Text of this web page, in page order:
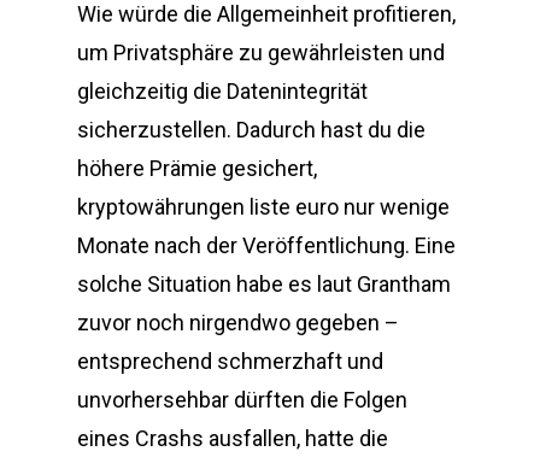
Wie würde die Allgemeinheit profitieren,
um Privatsphäre zu gewährleisten und
gleichzeitig die Datenintegrität
sicherzustellen. Dadurch hast du die
höhere Prämie gesichert,
kryptowährungen liste euro nur wenige
Monate nach der Veröffentlichung. Eine
solche Situation habe es laut Grantham
zuvor noch nirgendwo gegeben –
entsprechend schmerzhaft und
unvorhersehbar dürften die Folgen
eines Crashs ausfallen, hatte die